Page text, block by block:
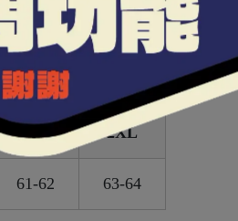
XL 2XL
61-62 63-64